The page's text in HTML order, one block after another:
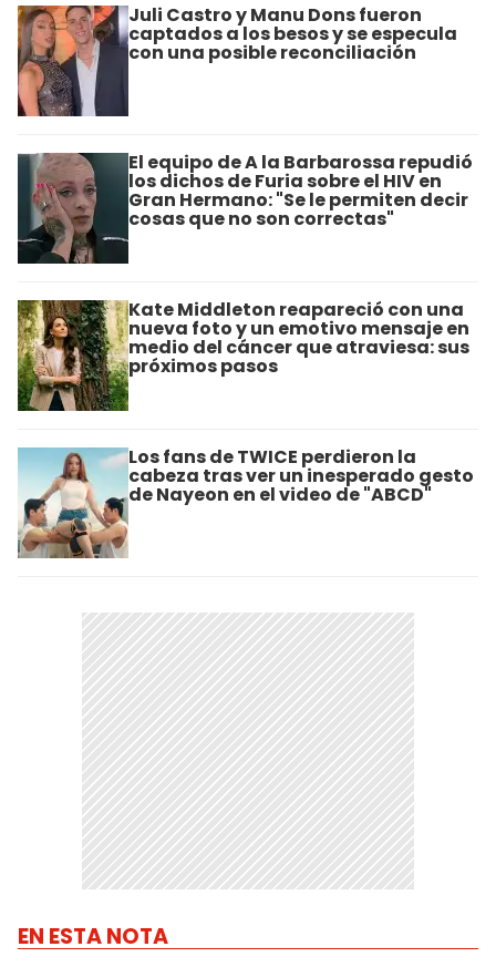
Juli Castro y Manu Dons fueron
captados a los besos y se especula
con una posible reconciliación
El equipo de A la Barbarossa repudió
los dichos de Furia sobre el HIV en
Gran Hermano: "Se le permiten decir
cosas que no son correctas"
Kate Middleton reapareció con una
nueva foto y un emotivo mensaje en
medio del cáncer que atraviesa: sus
próximos pasos
Los fans de TWICE perdieron la
cabeza tras ver un inesperado gesto
de Nayeon en el video de "ABCD"
EN ESTA NOTA